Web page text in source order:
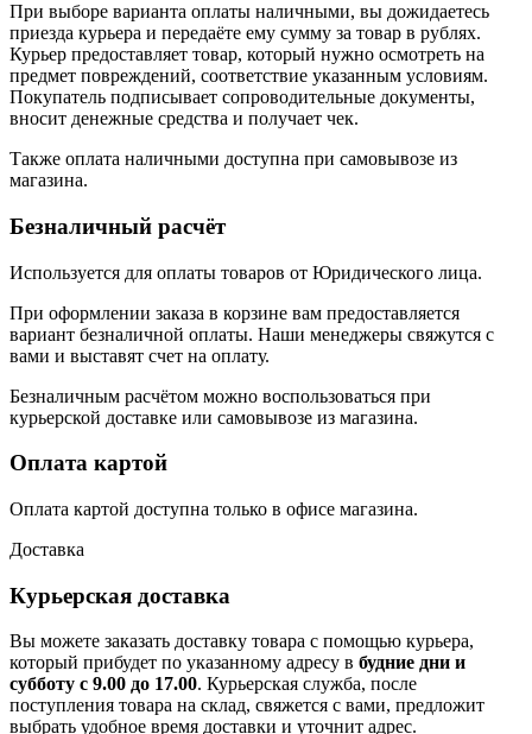
При выборе варианта оплаты наличными, вы дожидаетесь
приезда курьера и передаёте ему сумму за товар в рублях.
Курьер предоставляет товар, который нужно осмотреть на
предмет повреждений, соответствие указанным условиям.
Покупатель подписывает сопроводительные документы,
вносит денежные средства и получает чек.
Также оплата наличными доступна при самовывозе из
магазина.
Безналичный расчёт
Используется для оплаты товаров от Юридического лица.
При оформлении заказа в корзине вам предоставляется
вариант безналичной оплаты. Наши менеджеры свяжутся с
вами и выставят счет на оплату.
Безналичным расчётом можно воспользоваться при
курьерской доставке или самовывозе из магазина.
Оплата картой
Оплата картой доступна только в офисе магазина.
Доставка
Курьерская доставка
Вы можете заказать доставку товара с помощью курьера,
который прибудет по указанному адресу в будние дни и
субботу с 9.00 до 17.00. Курьерская служба, после
поступления товара на склад, свяжется с вами, предложит
выбрать удобное время доставки и уточнит адрес.